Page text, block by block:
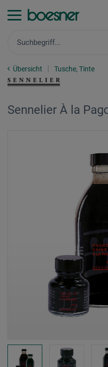
Übersicht Tusche, Tinte
Sennelier À la